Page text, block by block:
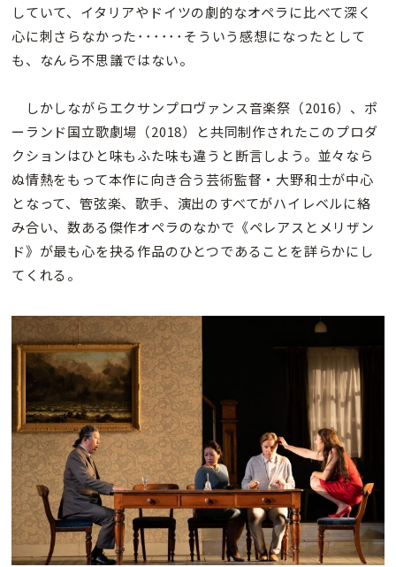
していて、イタリアやドイツの劇的なオペラに比べて深く
心に刺さらなかった･･････そういう感想になったとして
も、なんら不思議ではない。
しかしながらエクサンプロヴァンス音楽祭（2016）、ポ
ーランド国立歌劇場（2018）と共同制作されたこのプロダ
クションはひと味もふた味も違うと断言しよう。並々なら
ぬ情熱をもって本作に向き合う芸術監督・大野和士が中心
となって、管弦楽、歌手、演出のすべてがハイレベルに絡
み合い、数ある傑作オペラのなかで《ペレアスとメリザン
ド》が最も心を抉る作品のひとつであることを詳らかにし
てくれる。